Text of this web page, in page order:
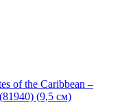
of the Caribbean –
(9,5 см)